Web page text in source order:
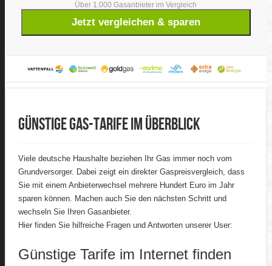
Über 1.000 Gasanbieter im Vergleich
Jetzt vergleichen & sparen
Günstige Gas-Tarife im Überblick
Viele deutsche Haushalte beziehen Ihr Gas immer noch vom
Grundversorger. Dabei zeigt ein direkter Gaspreisvergleich, dass
Sie mit einem Anbieterwechsel mehrere Hundert Euro im Jahr
sparen können. Machen auch Sie den nächsten Schritt und
wechseln Sie Ihren Gasanbieter.
Hier finden Sie hilfreiche Fragen und Antworten unserer User:
Günstige Tarife im Internet finden